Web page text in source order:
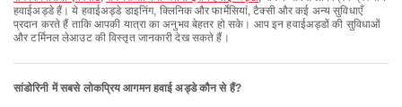
हवाईअड्डे हैं। ये हवाईअड्डे डाइनिंग, क्लिनिक और फार्मेसियां, टैक्सी और कई अन्य सुविधाएँ
प्रदान करते हैं ताकि आपकी यात्रा का अनुभव बेहतर हो सके। आप इन हवाईअड्डों की सुविधाओं
और टर्मिनल लेआउट की विस्तृत जानकारी देख सकते हैं।
सांडोरिनी में सबसे लोकप्रिय आगमन हवाई अड्डे कौन से हैं?